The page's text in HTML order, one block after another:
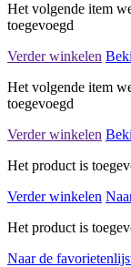
Het volgende item
toegevoegd
Verder winkelen
Het volgende item
toegevoegd
Verder winkelen
Het product is
Verder winkelen
Het product is
Naar de